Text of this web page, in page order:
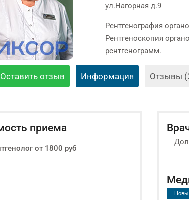
ул.Нагорная д.9
Рентгенография
Рентгеноскопия
рентгенограмм.
Оставить отзыв Информация Отзывы
приема
от 1800 руб